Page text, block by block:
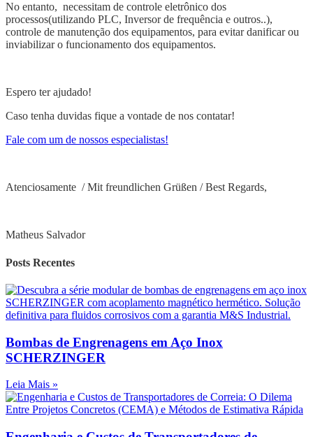
No entanto, necessitam de controle eletrônico dos
processos(utilizando PLC, Inversor de frequência e outros..),
controle de manutenção dos equipamentos, para evitar danificar ou
inviabilizar o funcionamento dos equipamentos.
Espero ter ajudado!
Caso tenha duvidas fique a vontade de nos contatar!
Fale com um de nossos especialistas!
Atenciosamente / Mit freundlichen Grüßen / Best Regards,
Matheus Salvador
Posts Recentes
Bombas de Engrenagens em Aço Inox
SCHERZINGER
Leia Mais »